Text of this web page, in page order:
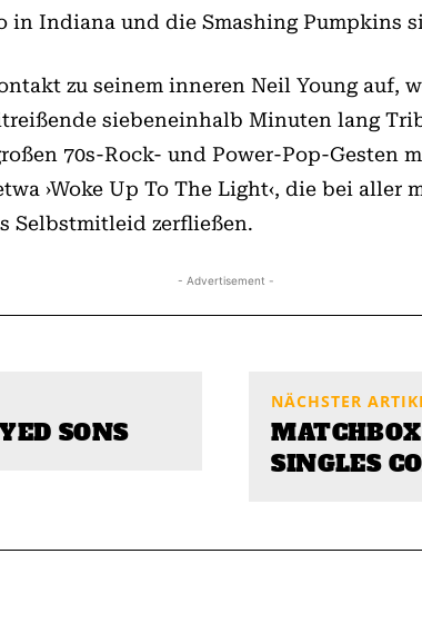
in Indiana und die Smashing Pumpkins
zu seinem inneren Neil Young auf,
siebeneinhalb Minuten lang
70s-Rock- und Power-Pop-Gesten
›Woke Up To The Light‹, die bei
Selbstmitleid zerfließen.
- Advertisement -
SONS
NÄCHSTER
SINGLES